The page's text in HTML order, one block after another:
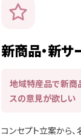
新商品・新
地域特産品で新商
スの意見が欲しい
コンセプト立案から